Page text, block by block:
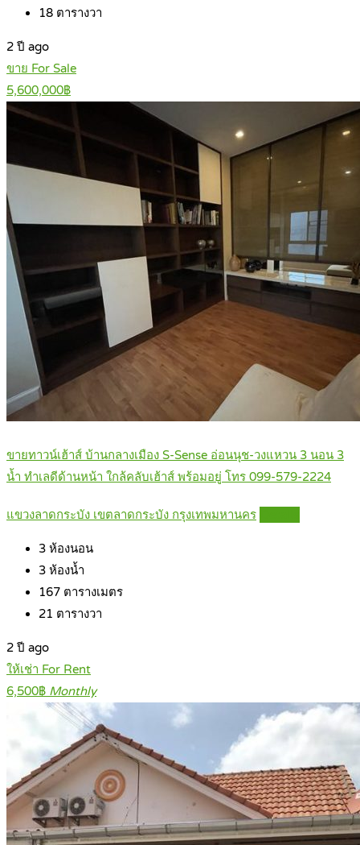
18 ตารางวา
2 ปี ago
ขาย For Sale
5,600,000฿
ขายทาวน์เฮ้าส์ บ้านกลางเมือง S-Sense อ่อนนุช-วงแหวน 3 นอน 3
น้ำ ทำเลดีด้านหน้า ใกล้คลับเฮ้าส์ พร้อมอยู่ โทร 099-579-2224
แขวงลาดกระบัง เขตลาดกระบัง กรุงเทพมหานคร
3 ห้องนอน
3 ห้องน้ำ
167 ตารางเมตร
21 ตารางวา
2 ปี ago
ให้เช่า For Rent
6,500฿ Monthly